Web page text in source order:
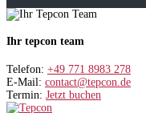
Ihr tepcon team
Telefon: +49 771 8983 278
E-Mail: contact@tepcon.de
Termin: Jetzt buchen